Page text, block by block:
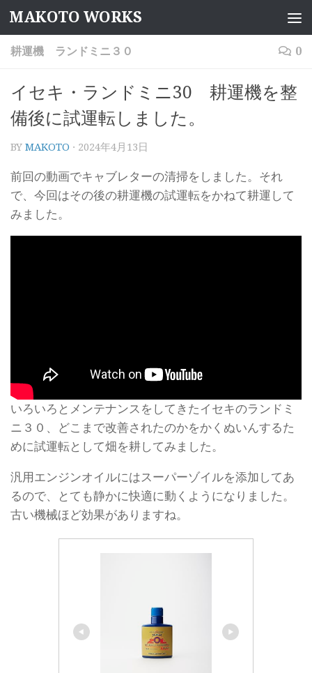
コンテンツへスキップ
MAKOTO WORKS
耕運機 ランドミニ３０ 0
イセキ・ランドミニ30 耕運機を整
備後に試運転しました。
BY MAKOTO · 2024年4月13日
前回の動画でキャブレターの清掃をしました。それ
で、今回はその後の耕運機の試運転をかねて耕運して
みました。
いろいろとメンテナンスをしてきたイセキのランドミ
ニ３０、どこまで改善されたのかをかくぬいんするた
めに試運転として畑を耕してみました。
汎用エンジンオイルにはスーパーゾイルを添加してあ
るので、とても静かに快適に動くようになりました。
古い機械ほど効果がありますね。